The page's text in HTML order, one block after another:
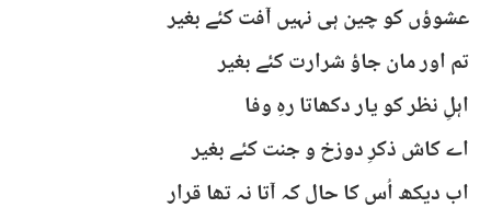
عشوؤں کو چین ہی نہیں آفت کئے بغیر
تم اور مان جاؤ شرارت کئے بغیر
اہلِ نظر کو یار دکھاتا رہِ وفا
اے کاش ذکرِ دوزخ و جنت کئے بغیر
اب دیکھ اُس کا حال کہ آتا نہ تھا قرار